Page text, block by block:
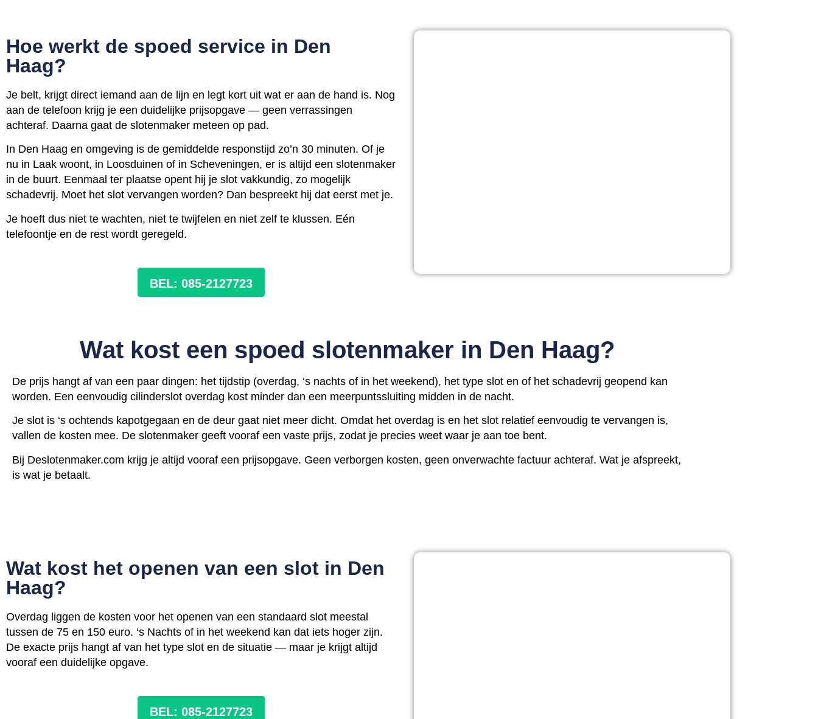
Hoe werkt de spoed service in Den
Haag?
Je belt, krijgt direct iemand aan de lijn en legt kort uit wat er aan de hand is. Nog
aan de telefoon krijg je een duidelijke prijsopgave — geen verrassingen
achteraf. Daarna gaat de slotenmaker meteen op pad.
In Den Haag en omgeving is de gemiddelde responstijd zo’n 30 minuten. Of je
nu in Laak woont, in Loosduinen of in Scheveningen, er is altijd een slotenmaker
in de buurt. Eenmaal ter plaatse opent hij je slot vakkundig, zo mogelijk
schadevrij. Moet het slot vervangen worden? Dan bespreekt hij dat eerst met je.
Je hoeft dus niet te wachten, niet te twijfelen en niet zelf te klussen. Eén
telefoontje en de rest wordt geregeld.
BEL: 085-2127723
Wat kost een spoed slotenmaker in Den Haag?
De prijs hangt af van een paar dingen: het tijdstip (overdag, ‘s nachts of in het weekend), het type slot en of het schadevrij geopend kan
worden. Een eenvoudig cilinderslot overdag kost minder dan een meerpuntssluiting midden in de nacht.
Je slot is ‘s ochtends kapotgegaan en de deur gaat niet meer dicht. Omdat het overdag is en het slot relatief eenvoudig te vervangen is,
vallen de kosten mee. De slotenmaker geeft vooraf een vaste prijs, zodat je precies weet waar je aan toe bent.
Bij Deslotenmaker.com krijg je altijd vooraf een prijsopgave. Geen verborgen kosten, geen onverwachte factuur achteraf. Wat je afspreekt,
is wat je betaalt.
Wat kost het openen van een slot in Den
Haag?
Overdag liggen de kosten voor het openen van een standaard slot meestal
tussen de 75 en 150 euro. ‘s Nachts of in het weekend kan dat iets hoger zijn.
De exacte prijs hangt af van het type slot en de situatie — maar je krijgt altijd
vooraf een duidelijke opgave.
BEL: 085-2127723